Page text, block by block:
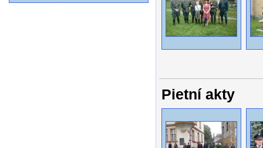
Pietní akty